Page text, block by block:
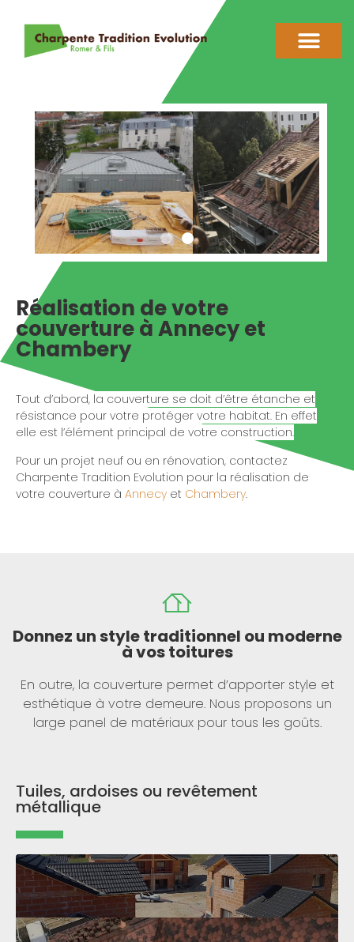
Réalisation de votre
couverture à Annecy et
Chambery
Tout d’abord, la couverture se doit d’être étanche et
résistance pour votre protéger votre habitat. En effet
elle est l’élément principal de votre construction.
Pour un projet neuf ou en rénovation, contactez
Charpente Tradition Evolution pour la réalisation de
votre couverture à Annecy et Chambery.
Donnez un style traditionnel ou moderne
à vos toitures
En outre, la couverture permet d’apporter style et
esthétique à votre demeure. Nous proposons un
large panel de matériaux pour tous les goûts.
Tuiles, ardoises ou revêtement
métallique